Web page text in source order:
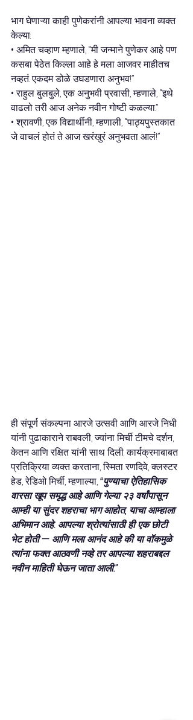
भाग घेणाऱ्या काही पुणेकरांनी आपल्या भावना व्यक्त
केल्या:
• अमित चव्हाण म्हणाले, “मी जन्माने पुणेकर आहे पण
कसबा पेठेत किल्ला आहे हे मला आजवर माहीतच
नव्हतं. एकदम डोळे उघडणारा अनुभव!”
• राहुल बुलबुले, एक अनुभवी प्रवासी, म्हणाले, “इथे
वाढलो तरी आज अनेक नवीन गोष्टी कळल्या.”
• श्रावणी, एक विद्यार्थीनी, म्हणाली, “पाठ्यपुस्तकात
जे वाचलं होतं ते आज खरंखुरं अनुभवता आलं!”
ही संपूर्ण संकल्पना आरजे उत्सवी आणि आरजे निधी
यांनी पुढाकाराने राबवली, ज्यांना मिर्ची टीमचे दर्शन,
केतन आणि रक्षित यांनी साथ दिली. कार्यक्रमाबाबत
प्रतिक्रिया व्यक्त करताना, स्मिता रणदिवे, क्लस्टर
हेड, रेडिओ मिर्ची, म्हणाल्या, “पुण्याचा ऐतिहासिक
वारसा खूप समृद्ध आहे आणि गेल्या २३ वर्षांपासून
आम्ही या सुंदर शहराचा भाग आहोत, याचा आम्हाला
अभिमान आहे. आपल्या श्रोत्यांसाठी ही एक छोटी
भेट होती — आणि मला आनंद आहे की या वॉकमुळे
त्यांना फक्त आठवणी नव्हे तर आपल्या शहराबद्दल
नवीन माहिती घेऊन जाता आली.”